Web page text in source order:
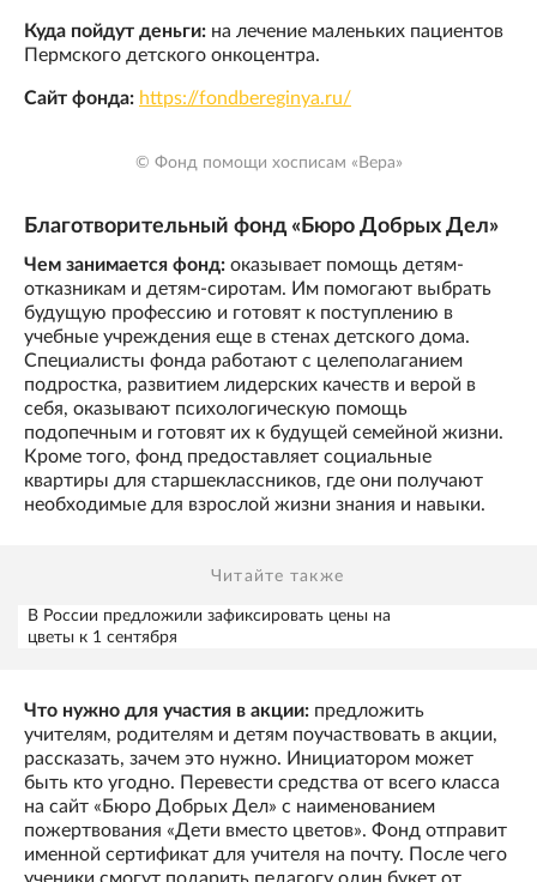
Куда пойдут деньги: на лечение маленьких пациентов
Пермского детского онкоцентра.
Сайт фонда: https://fondbereginya.ru/
© Фонд помощи хосписам «Вера»
Благотворительный фонд «Бюро Добрых Дел»
Чем занимается фонд: оказывает помощь детям-
отказникам и детям-сиротам. Им помогают выбрать
будущую профессию и готовят к поступлению в
учебные учреждения еще в стенах детского дома.
Специалисты фонда работают с целеполаганием
подростка, развитием лидерских качеств и верой в
себя, оказывают психологическую помощь
подопечным и готовят их к будущей семейной жизни.
Кроме того, фонд предоставляет социальные
квартиры для старшеклассников, где они получают
необходимые для взрослой жизни знания и навыки.
Читайте также
В России предложили зафиксировать цены на
цветы к 1 сентября
Что нужно для участия в акции: предложить
учителям, родителям и детям поучаствовать в акции,
рассказать, зачем это нужно. Инициатором может
быть кто угодно. Перевести средства от всего класса
на сайт «Бюро Добрых Дел» с наименованием
пожертвования «Дети вместо цветов». Фонд отправит
именной сертификат для учителя на почту. После чего